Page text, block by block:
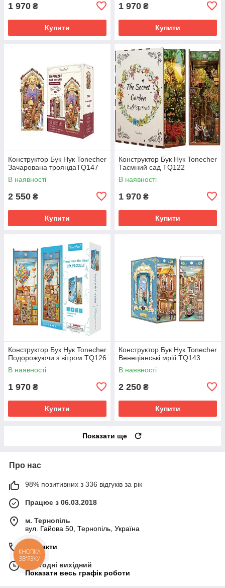
1 970 ₴
Купити
1 970 ₴
Купити
Конструктор Бук Нук Tonecher
Зачарована трояндаTQ147
В наявності
2 550 ₴
Купити
Конструктор Бук Нук Tonecher
Таємний сад TQ122
В наявності
1 970 ₴
Купити
Конструктор Бук Нук Tonecher
Подорожуючи з вітром TQ126
В наявності
1 970 ₴
Купити
Конструктор Бук Нук Tonecher
Венеціанські мріїі TQ143
В наявності
2 250 ₴
Купити
Показати ще
Про нас
98% позитивних з 336 відгуків за рік
Працює з 06.03.2018
м. Тернопіль
вул. Гайова 50, Тернопіль, Україна
Контакти
Сьогодні вихідний
Показати весь графік роботи